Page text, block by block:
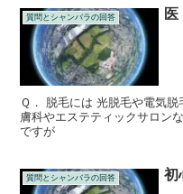
質問とシャンバラの回答
Ｑ． 脱毛には 光脱毛や電気
膚科やエステティックサロン
ですが
質問とシャンバラの回答 初